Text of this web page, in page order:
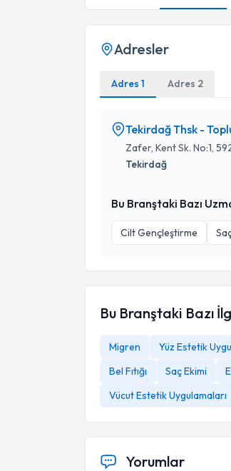
Adresler
Adres 1 Adres 2
Tekirdağ Thsk -
Zafer, Kent Sk. No:1,
Tekirdağ
Bu Branştaki Bazı
Cilt Gençleştirme
Bu Branştaki Bazı
Migren Yüz Estetik
Bel Fıtığı
Saç Ekimi
Vücut Estetik Uygulamaları
Yorumlar